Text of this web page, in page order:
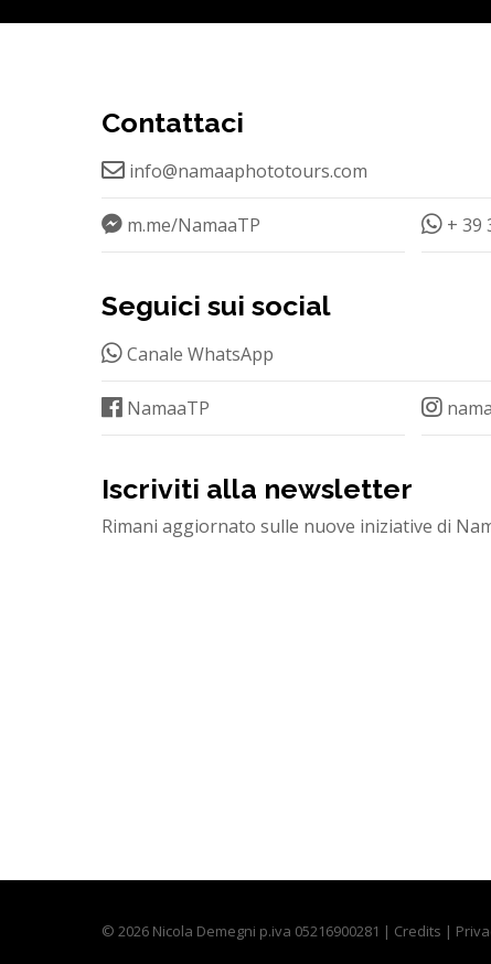
Contattaci
info@namaaphototours.com
m.me/NamaaTP + 39
Seguici sui social
Canale WhatsApp
NamaaTP
Iscriviti alla newsletter
Rimani aggiornato sulle nuove iniziative di
© 2026 Nicola Demegni p.iva 05216900281 | Credits |